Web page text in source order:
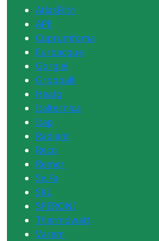
AtlasFiltri
APE
Cuprumfoma
Euroacque
Gorgiel
Groppalli
Heatq
Italtecnica
Itap
Radiant
Reco
Remer
Se.Fa
SKL
SPERONI
Thermowatt
Varem